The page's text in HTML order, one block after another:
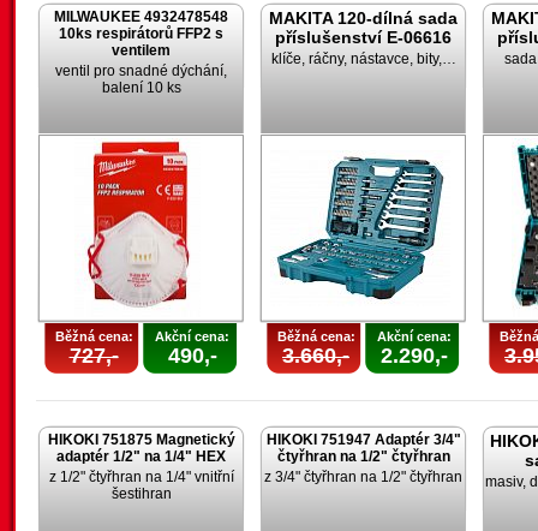
MILWAUKEE 4932478548
10ks respirátorů FFP2 s
ventilem
ventil pro snadné dýchání,
balení 10 ks
Běžná cena:
727,-
Akční cena:
490,-
MAKITA 120-dílná sada
příslušenství E-06616
klíče, ráčny, nástavce, bity,…
Běžná cena:
3.660,-
Akční cena:
2.290,-
HIKOKI 751875 Magnetický
adaptér 1/2" na 1/4" HEX
z 1/2" čtyřhran na 1/4" vnitřní
šestihran
HIKOKI 751947 Adaptér 3/4"
čtyřhran na 1/2" čtyřhran
z 3/4" čtyřhran na 1/2" čtyřhran
masiv,